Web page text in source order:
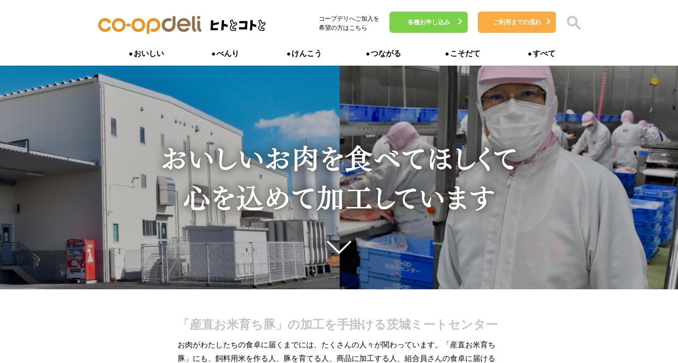
おいしい
おいしいは、うれしい。
おいしいにまつわる開発ストーリーや、エピソ
ードなど食卓を彩る商品たちができるまでをお
話しします。
べんり
｢これを出せば間違いない｣といった定番商品
や、時短・簡単はもちろん、組合員さんが使い
こなす様々な商品をご紹介します。
けんこう
小さい子どもから大人まで、私たちのからだ
は、食べたものでできています。家族のからだ
を気づかう気持ちを応援する商品をご紹介しま
つながる
「こんな商品あったらいいな」、「こんなのを
作りたい」。
組合員さん、生産者、商品開発担当者、それぞ
れの想いがつながった商品があります。
そして、組合員さんと生産者が、お互いを知り
あう交流もしています。
こそだて
子どものこと、子育てのこと。一番わかるのは
いつも子どもと一緒にいる人。
お母さん・お父さんの声を聞いて生まれた商品
をご紹介します。
すべて
コープデリへご加入を
希望の方はこちら
各種お申し込み ご利用までの流れ
「産直お米育ち豚」の加工を手掛ける茨城ミートセンター
お肉がわたしたちの食卓に届くまでには、たくさんの人々が関わっています。「産直お米育ち
豚」にも、飼料用米を作る人、豚を育てる人、商品に加工する人、組合員さんの食卓に届ける